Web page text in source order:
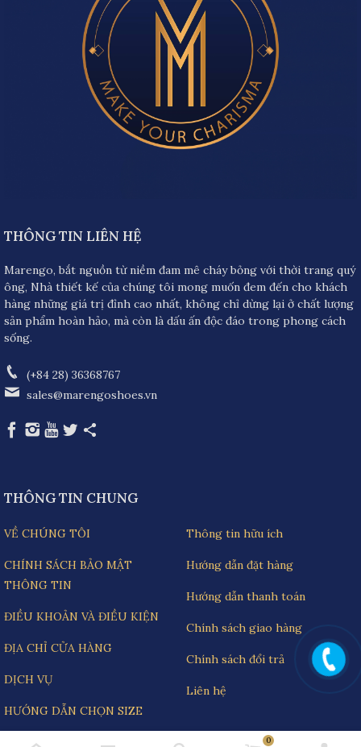
THÔNG TIN LIÊN HỆ
Marengo, bắt nguồn từ niềm đam mê cháy bỏng với thời trang quý
ông, Nhà thiết kế của chúng tôi mong muốn đem đến cho khách
hàng những giá trị đỉnh cao nhất, không chỉ dừng lại ở chất lượng
sản phẩm hoàn hảo, mà còn là dấu ấn độc đáo trong phong cách
sống.
(+84 28) 36368767
sales@marengoshoes.vn
THÔNG TIN CHUNG
VỀ CHÚNG TÔI
CHÍNH SÁCH BẢO MẬT
THÔNG TIN
ĐIỀU KHOẢN VÀ ĐIỀU KIỆN
ĐỊA CHỈ CỬA HÀNG
DỊCH VỤ
HƯỚNG DẪN CHỌN SIZE
Thông tin hữu ích
Hướng dẫn đặt hàng
Hướng dẫn thanh toán
Chính sách giao hàng
Chính sách đổi trả
Liên hệ
0